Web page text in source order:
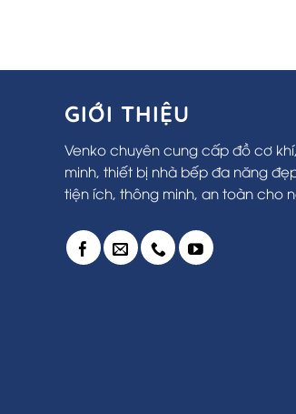
GIỚI THIỆU
Venko chuyên cung cấp đồ cơ
minh, thiết bị nhà bếp đa năng
tiện ích, thông minh, an toàn cho